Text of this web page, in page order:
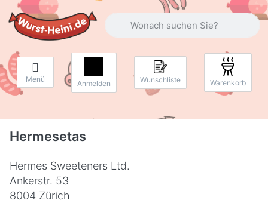
Geben Sie einen Suchbegriff ein.
Menü Anmelden Wunschliste Warenkorb
Hermesetas
Hermes Sweeteners Ltd.
Ankerstr. 53
8004 Zürich